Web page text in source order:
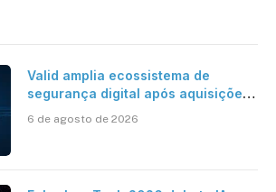
Valid amplia ecossistema de
segurança digital após aquisições
da HST e Diazero
6 de agosto de 2026